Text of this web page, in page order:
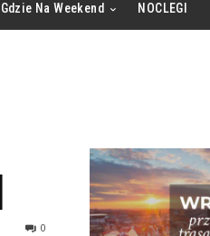
Gdzie Na Weekend NOCLEGI
0